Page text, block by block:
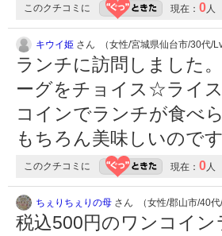
このクチコミに 現在： 0人
キウイ姫 さん （女性/宮城県仙台市/30代/
ランチに訪問しました
ーグをチョイス☆ライ
コインでランチが食べ
もちろん美味しいので
このクチコミに 現在： 0人
ちぇりちぇりの母 さん （女性/郡山市/40代/
税込500円のワンコイ